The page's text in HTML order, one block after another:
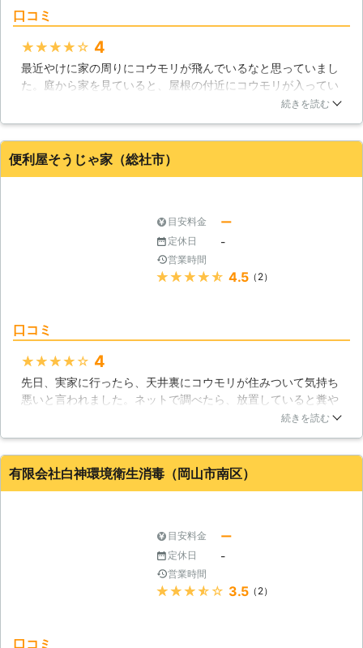
口コミ
★★★★★ 4
最近やけに家の周りにコウモリが飛んでいるなと思っていまし
た。庭から家を見ていると、屋根の付近にコウモリが入ってい
くのを目撃しました。これは大変と思い、こちらに電話しまし
は居なくなり、安心して過ごせています。
岡山県 倉敷市 2016年11月29日
続きを読む
便利屋そうじゃ家（総社市）
目安料金 ー
定休日 -
営業時間
★★★★★ 4.5（2）
口コミ
★★★★★ 4
先日、実家に行ったら、天井裏にコウモリが住みついて気持ち
悪いと言われました。ネットで調べたら、放置していると糞や
尿が堆積して大変なことになる、と知り、駆除業者に依頼する
た来ないように隙間を塞いでもらって助かりました。また何か
あったらお願いしたいです。
続きを読む
有限会社白神環境衛生消毒（岡山市南区）
目安料金 ー
定休日 -
営業時間
★★★★★ 3.5（2）
口コミ